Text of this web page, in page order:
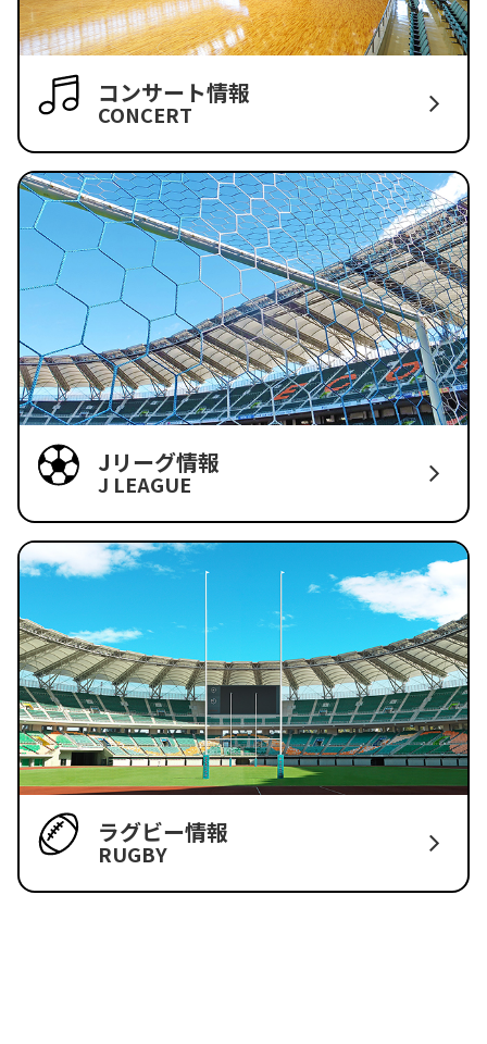
コンサート情報
CONCERT
Jリーグ情報
J LEAGUE
ラグビー情報
RUGBY